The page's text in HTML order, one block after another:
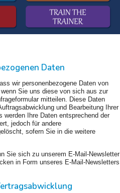
Daten
wir personenbezogene Daten von
wenn Sie uns diese von sich aus zur
mitteilen. Diese Daten
und Bearbeitung Ihrer
Ihre Daten entsprechend der
jedoch für andere
sofern Sie in die weitere
Sie sich zu unserem E-Mail-Newsletter
in Form unseres E-Mail-Newsletters